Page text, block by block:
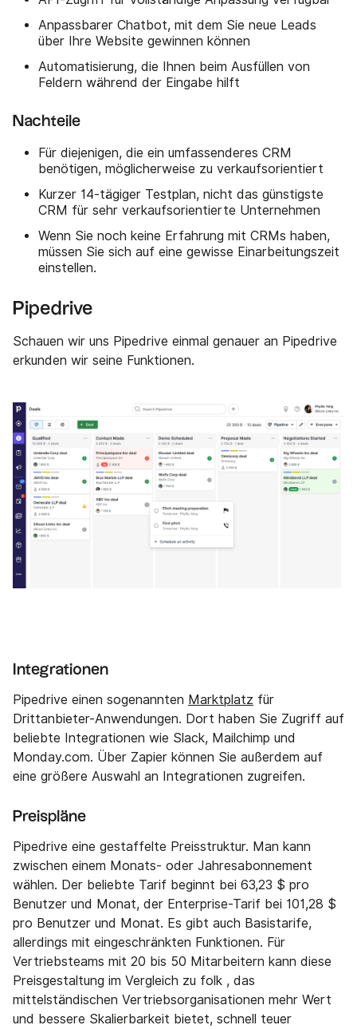
Anpassbarer Chatbot, mit dem Sie neue Leads
über Ihre Website gewinnen können
Automatisierung, die Ihnen beim Ausfüllen von
Feldern während der Eingabe hilft
Nachteile
Für diejenigen, die ein umfassenderes CRM
benötigen, möglicherweise zu verkaufsorientiert
Kurzer 14-tägiger Testplan, nicht das günstigste
CRM für sehr verkaufsorientierte Unternehmen
Wenn Sie noch keine Erfahrung mit CRMs haben,
müssen Sie sich auf eine gewisse Einarbeitungszeit
einstellen.
Pipedrive
Schauen wir uns Pipedrive einmal genauer an Pipedrive
erkunden wir seine Funktionen.
Integrationen
Pipedrive einen sogenannten Marktplatz für
Drittanbieter-Anwendungen. Dort haben Sie Zugriff auf
beliebte Integrationen wie Slack, Mailchimp und
Monday.com. Über Zapier können Sie außerdem auf
eine größere Auswahl an Integrationen zugreifen.
Preispläne
Pipedrive eine gestaffelte Preisstruktur. Man kann
zwischen einem Monats- oder Jahresabonnement
wählen. Der beliebte Tarif beginnt bei 63,23 $ pro
Benutzer und Monat, der Enterprise-Tarif bei 101,28 $
pro Benutzer und Monat. Es gibt auch Basistarife,
allerdings mit eingeschränkten Funktionen. Für
Vertriebsteams mit 20 bis 50 Mitarbeitern kann diese
Preisgestaltung im Vergleich zu folk , das
mittelständischen Vertriebsorganisationen mehr Wert
und bessere Skalierbarkeit bietet, schnell teuer